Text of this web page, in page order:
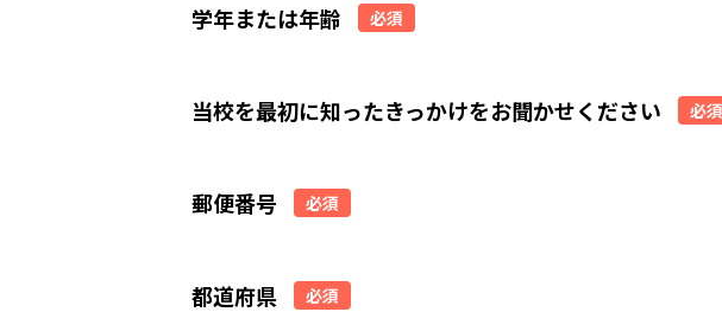
学年または年齢 必須
当校を最初に知ったきっかけをお聞かせください 必須
郵便番号 必須
都道府県 必須